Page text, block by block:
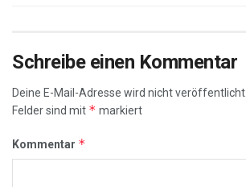
Schreibe einen Kommentar
Deine E-Mail-Adresse wird nicht veröffentlicht.
Felder sind mit * markiert
Kommentar *